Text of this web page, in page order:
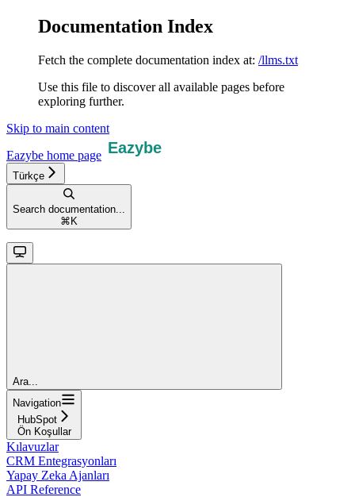
Documentation Index
Fetch the complete documentation index at: /llms.txt
Use this file to discover all available pages before
exploring further.
Skip to main content
Eazybe home page
Türkçe
Search documentation...
⌘ K
Ara...
Navigation
HubSpot
Ön Koşullar
Kılavuzlar
CRM Entegrasyonları
Yapay Zeka Ajanları
API Reference